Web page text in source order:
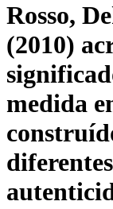
Rosso,
(2010)
medida